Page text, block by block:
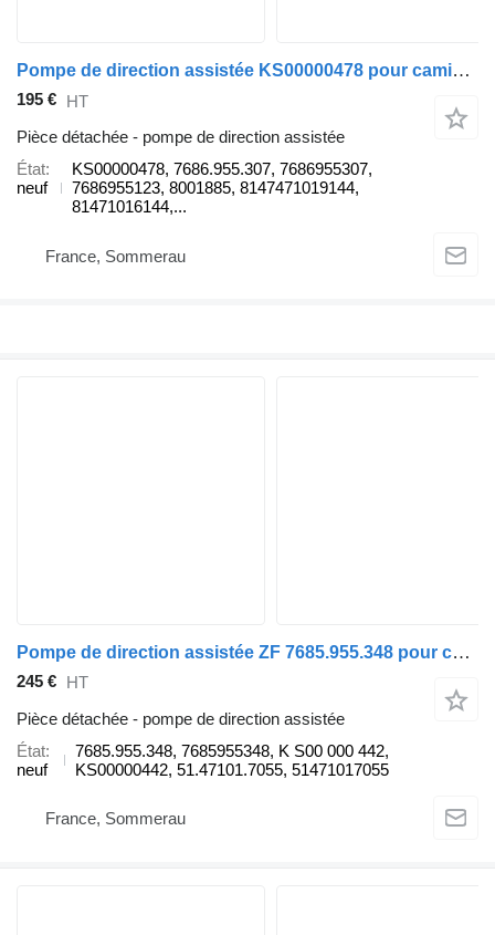
Pompe de direction assistée KS00000478 pour camion MAN
195 € HT
Pièce détachée - pompe de direction assistée
État
neuf
KS00000478, 7686.955.307, 7686955307,
7686955123, 8001885, 8147471019144,
81471016144,...
France, Sommerau
Pompe de direction assistée ZF 7685.955.348 pour camion MAN
245 € HT
Pièce détachée - pompe de direction assistée
État
neuf
7685.955.348, 7685955348, K S00 000 442,
KS00000442, 51.47101.7055, 51471017055
France, Sommerau